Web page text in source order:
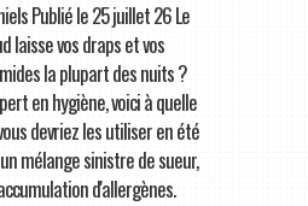
Publié le 25 juillet 26 Le
laisse vos draps et vos
la plupart des nuits ?
en hygiène, voici à quelle
devriez les utiliser en été
mélange sinistre de sueur,
d'allergènes.